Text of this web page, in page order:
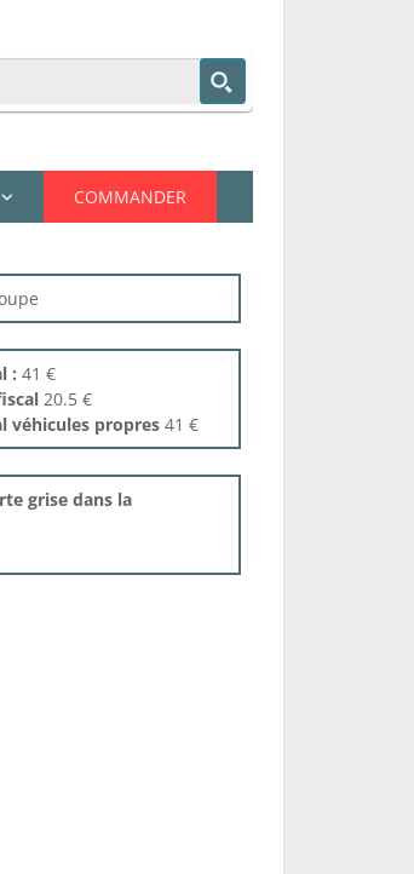
COMMANDER
: 41 €
20.5 €
véhicules propres41 €
grise dans la